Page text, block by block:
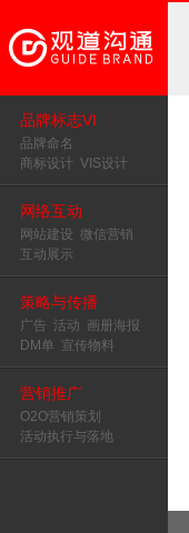
品牌标志VI
品牌命名
商标设计 VIS设计
网络互动
网站建设 微信营销
互动展示
策略与传播
广告 活动 画册海报
DM单 宣传物料
营销推广
O2O营销策划
活动执行与落地